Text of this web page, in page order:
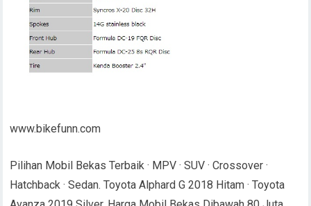
www.bikefunn.com
Pilihan Mobil Bekas Terbaik · MPV · SUV · Crossover ·
Hatchback · Sedan. Toyota Alphard G 2018 Hitam · Toyota